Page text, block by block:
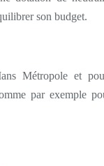
son budget.
Métropole et
par exemple